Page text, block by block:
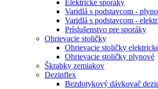
Elektrické sporáky
Varidlá s podstavcom -
Varidlá s podstavcom -
Príslušenstvo pre sporáky
Ohrievacie stoličky
Ohrievacie stoličky
Ohrievacie stoličky plynové
Škrabky zemiakov
Dezinflex
Bezdotykový dávkovač